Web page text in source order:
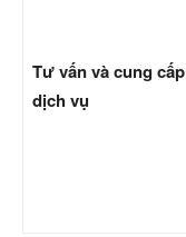
Tư vấn và cung cấp
dịch vụ